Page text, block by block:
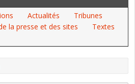
Actualités
Tribunes
la presse et des sites
Textes